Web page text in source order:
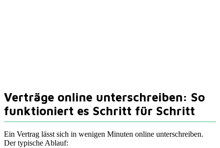
Verträge online unterschreiben: So
funktioniert es Schritt für Schritt
Ein Vertrag lässt sich in wenigen Minuten online unterschreiben.
Der typische Ablauf: